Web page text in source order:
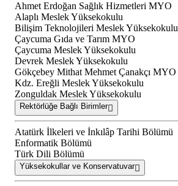
Ahmet Erdoğan Sağlık Hizmetleri MYO
Alaplı Meslek Yüksekokulu
Bilişim Teknolojileri Meslek Yüksekokulu
Çaycuma Gıda ve Tarım MYO
Çaycuma Meslek Yüksekokulu
Devrek Meslek Yüksekokulu
Gökçebey Mithat Mehmet Çanakçı MYO
Kdz. Ereğli Meslek Yüksekokulu
Zonguldak Meslek Yüksekokulu
Rektörlüğe Bağlı Birimler
Atatürk İlkeleri ve İnkılâp Tarihi Bölümü
Enformatik Bölümü
Türk Dili Bölümü
Yüksekokullar ve Konservatuvar